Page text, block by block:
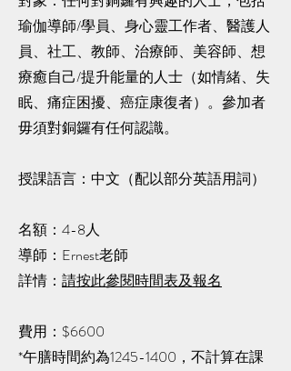
瑜伽導師/學員、身心靈工作者、醫護人
員、社工、教師、治療師、美容師、想
療癒自己/提升能量的人士（如情緒、失
眠、痛症困擾、癌症康復者）。參加者
毋須對銅鑼有任何認識。
授課語言：中文（配以部分英語用詞）
名額：4-8人
導師：Ernest老師
​詳情： 請按此參閱時間表及報名
費用：$6600
*午膳時間約為1245-1400，不計算在課